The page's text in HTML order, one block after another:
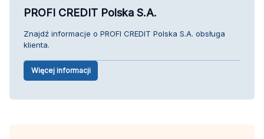
PROFI CREDIT Polska S.A.
Znajdź informacje o PROFI CREDIT Polska S.A. obsługa
klienta.
Więcej informacji